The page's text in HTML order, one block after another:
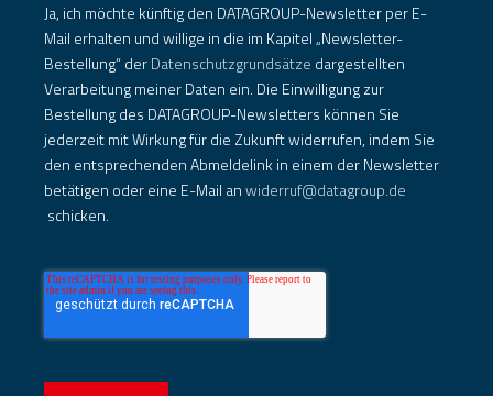
Ja, ich möchte künftig den DATAGROUP-Newsletter per E-
Mail erhalten und willige in die im Kapitel „Newsletter-
Bestellung“ derDatenschutzgrundsätze dargestellten
Verarbeitung meiner Daten ein. Die Einwilligung zur
Bestellung des DATAGROUP-Newsletters können Sie
jederzeit mit Wirkung für die Zukunft widerrufen, indem Sie
den entsprechenden Abmeldelink in einem der Newsletter
betätigen oder eine E-Mail anwiderruf@datagroup.de
schicken.